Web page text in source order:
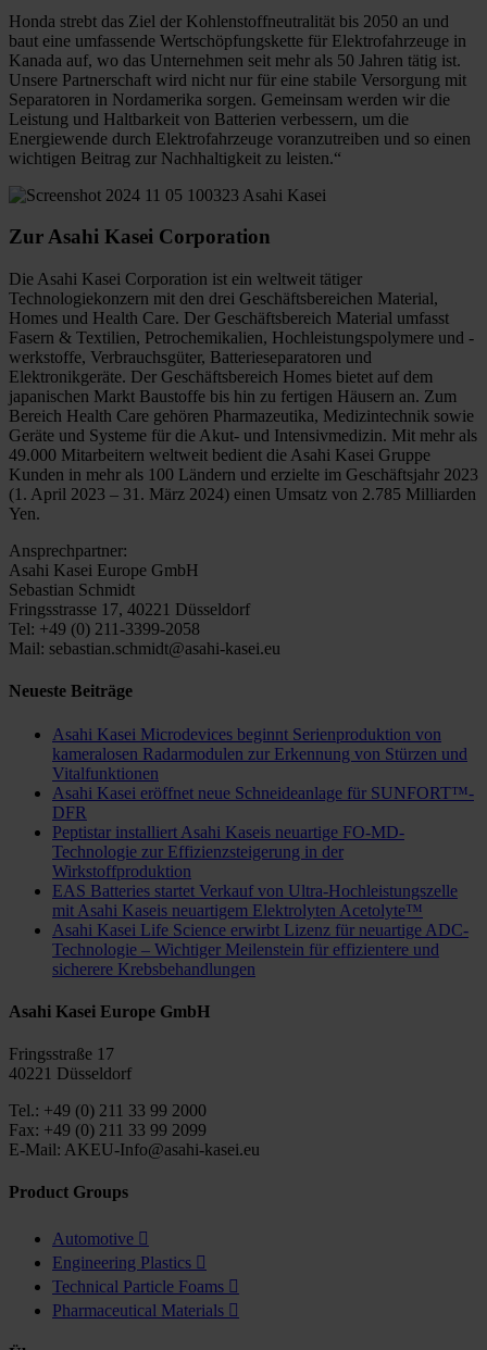
Honda strebt das Ziel der Kohlenstoffneutralität bis 2050 an und
baut eine umfassende Wertschöpfungskette für Elektrofahrzeuge in
Kanada auf, wo das Unternehmen seit mehr als 50 Jahren tätig ist.
Unsere Partnerschaft wird nicht nur für eine stabile Versorgung mit
Separatoren in Nordamerika sorgen. Gemeinsam werden wir die
Leistung und Haltbarkeit von Batterien verbessern, um die
Energiewende durch Elektrofahrzeuge voranzutreiben und so einen
wichtigen Beitrag zur Nachhaltigkeit zu leisten.“
Zur Asahi Kasei Corporation
Die Asahi Kasei Corporation ist ein weltweit tätiger
Technologiekonzern mit den drei Geschäftsbereichen Material,
Homes und Health Care. Der Geschäftsbereich Material umfasst
Fasern & Textilien, Petrochemikalien, Hochleistungspolymere und -
werkstoffe, Verbrauchsgüter, Batterieseparatoren und
Elektronikgeräte. Der Geschäftsbereich Homes bietet auf dem
japanischen Markt Baustoffe bis hin zu fertigen Häusern an. Zum
Bereich Health Care gehören Pharmazeutika, Medizintechnik sowie
Geräte und Systeme für die Akut- und Intensivmedizin. Mit mehr als
49.000 Mitarbeitern weltweit bedient die Asahi Kasei Gruppe
Kunden in mehr als 100 Ländern und erzielte im Geschäftsjahr 2023
(1. April 2023 – 31. März 2024) einen Umsatz von 2.785 Milliarden
Yen.
Ansprechpartner:
Asahi Kasei Europe GmbH
Sebastian Schmidt
Fringsstrasse 17, 40221 Düsseldorf
Tel: +49 (0) 211-3399-2058
Mail: sebastian.schmidt@asahi-kasei.eu
Neueste Beiträge
Asahi Kasei Microdevices beginnt Serienproduktion von
kameralosen Radarmodulen zur Erkennung von Stürzen und
Vitalfunktionen
Asahi Kasei eröffnet neue Schneideanlage für SUNFORT™-
DFR
Peptistar installiert Asahi Kaseis neuartige FO-MD-
Technologie zur Effizienzsteigerung in der
Wirkstoffproduktion
EAS Batteries startet Verkauf von Ultra-Hochleistungszelle
mit Asahi Kaseis neuartigem Elektrolyten Acetolyte™
Asahi Kasei Life Science erwirbt Lizenz für neuartige ADC-
Technologie – Wichtiger Meilenstein für effizientere und
sicherere Krebsbehandlungen
Asahi Kasei Europe GmbH
Fringsstraße 17
40221 Düsseldorf
Tel.: +49 (0) 211 33 99 2000
Fax: +49 (0) 211 33 99 2099
E-Mail: AKEU-Info@asahi-kasei.eu
Product Groups
Automotive 
Engineering Plastics 
Technical Particle Foams 
Pharmaceutical Materials 